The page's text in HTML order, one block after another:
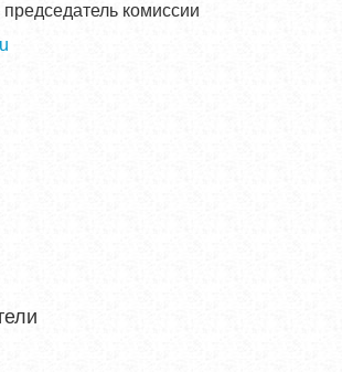
председатель комиссии